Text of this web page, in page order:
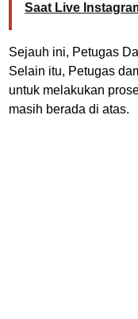
Saat Live
Sejauh ini, Petugas
Selain itu, Petugas
untuk melakukan
masih berada di atas.